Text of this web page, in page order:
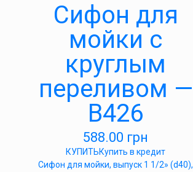
Cифон для
мойки с
круглым
переливом —
В426
588.00 грн
КУПИТЬКупить в кредит
Сифон для мойки, выпуск 1 1/2» (d40),